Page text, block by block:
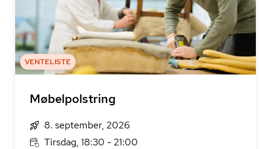
VENTELISTE
Møbelpolstring
8. september, 2026
Tirsdag, 18:30 - 21:00